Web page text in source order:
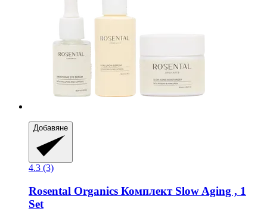
Добавяне
4.3 (3)
Rosental Organics Комплект Slow Aging , 1
Set